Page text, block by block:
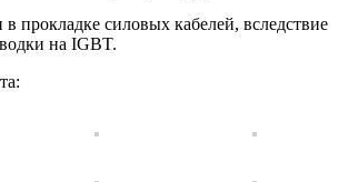
прокладке силовых кабелей, вследствие
на IGBT.